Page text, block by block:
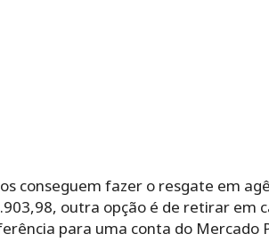
conseguem fazer o resgate em
outra opção é de retirar em
para uma conta do Mercado